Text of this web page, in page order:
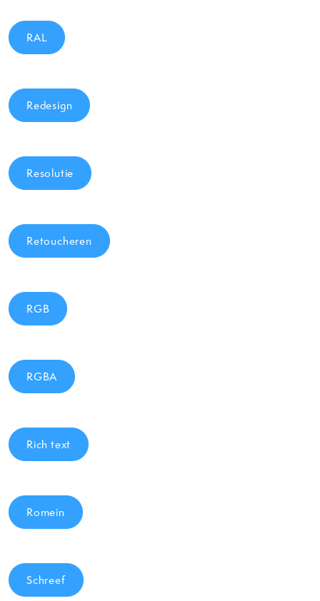
RAL
Redesign
Resolutie
Retoucheren
RGB
RGBA
Rich text
Romein
Schreef